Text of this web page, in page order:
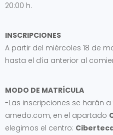
20:00 h.
INSCRIPCIONES
A partir del miércoles 18 de
hasta el día anterior al
MODO DE MATRÍCULA
-Las inscripciones se harán
arnedo.com, en el apartado
elegimos el centro: